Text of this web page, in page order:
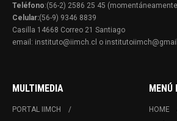
Teléfono:(56-2) 2586 25 45
Celular:(56-9) 9346 8839
Casilla 14668 Correo 21 Santiago
email: instituto@iimch.cl o
MULTIMEDIA
PORTAL IIMCH
MENÚ
HOME